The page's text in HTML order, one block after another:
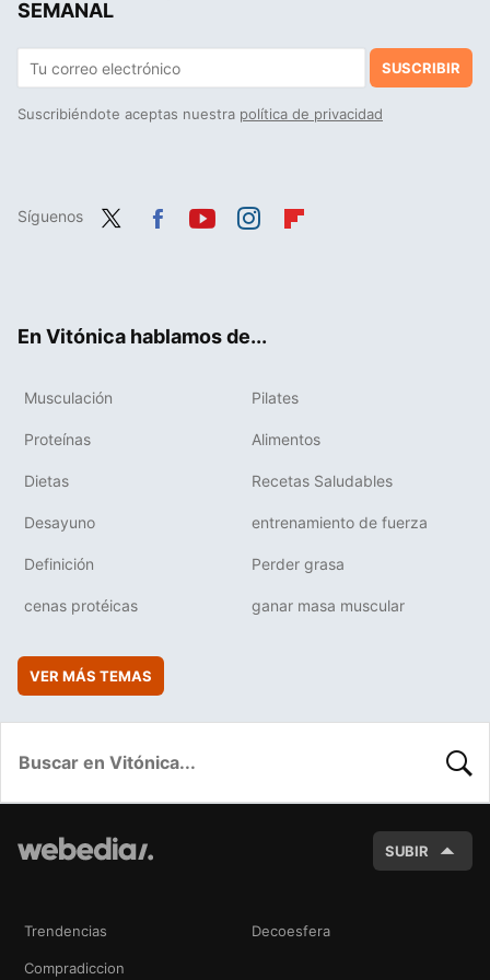
SEMANAL
SUSCRIBIR
Suscribiéndote aceptas nuestra política de privacidad
Síguenos
En Vitónica hablamos de...
Musculación Pilates
Proteínas Alimentos
Dietas Recetas Saludables
Desayuno entrenamiento de fuerza
Definición Perder grasa
cenas protéicas ganar masa muscular
VER MÁS TEMAS
SUBIR
Trendencias Decoesfera
Compradiccion